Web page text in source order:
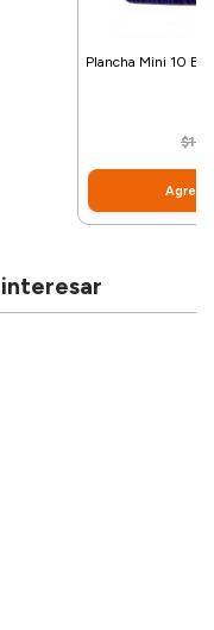
Plancha Mini 10